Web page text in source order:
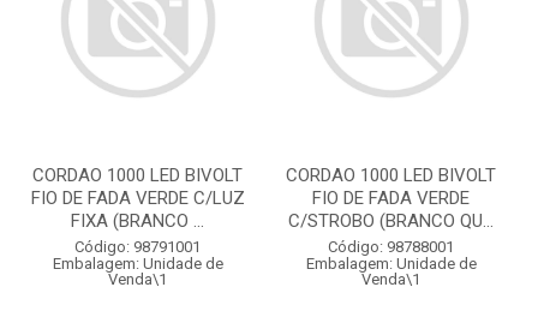
CORDAO 1000 LED BIVOLT
FIO DE FADA VERDE C/LUZ
FIXA (BRANCO ...
Código: 98791001
Embalagem: Unidade de
Venda\1
CORDAO 1000 LED BIVOLT
FIO DE FADA VERDE
C/STROBO (BRANCO QU...
Código: 98788001
Embalagem: Unidade de
Venda\1